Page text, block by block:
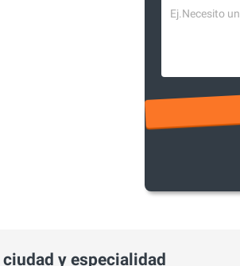
y especialidad